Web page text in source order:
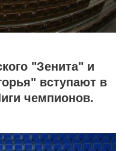
"Зенита" и
вступают в
чемпионов.